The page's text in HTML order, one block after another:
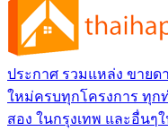
ประกาศ รวมแหล่ง ขาย
ใหม่ครบทุกโครงการ ทุก
สอง ในกรุงเทพ และอื่นๆ